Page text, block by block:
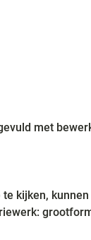
met
kijken,